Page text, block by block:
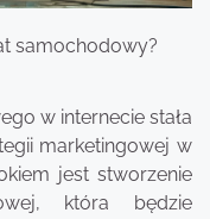
samochodowy?
w internecie stała
marketingowej w
jest stworzenie
która będzie